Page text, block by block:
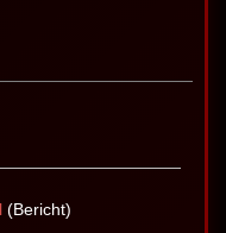
(Bericht)